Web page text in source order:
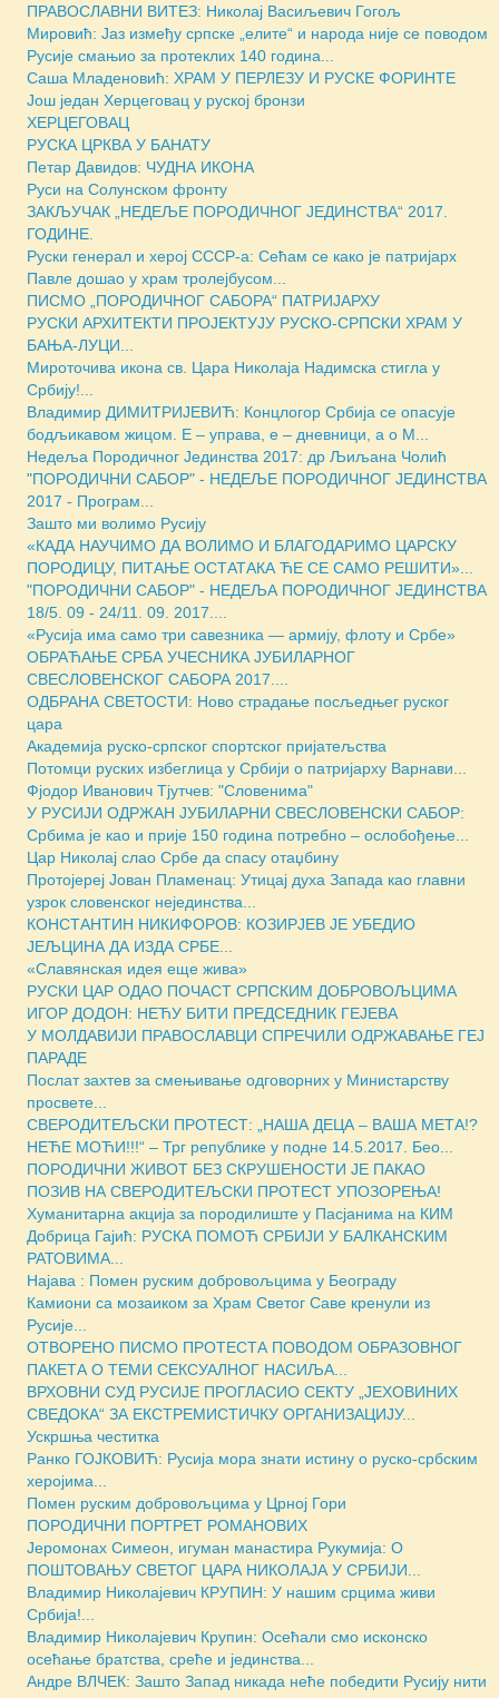
ПРАВОСЛАВНИ ВИТЕЗ: Николај Васиљевич Гогољ
Мировић: Јаз између српске „елите“ и народа није се поводом
Русије смањио за протеклих 140 година...
Саша Младеновић: ХРАМ У ПЕРЛЕЗУ И РУСКЕ ФОРИНТЕ
Још један Херцеговац у руској бронзи
ХЕРЦЕГОВАЦ
РУСКА ЦРКВА У БАНАТУ
Петар Давидов: ЧУДНА ИКОНА
Руси на Солунском фронту
ЗАКЉУЧАК „НЕДЕЉЕ ПОРОДИЧНОГ ЈЕДИНСТВА“ 2017.
ГОДИНЕ.
Руски генерал и херој СССР-а: Сећам се како је патријарх
Павле дошао у храм тролејбусом...
ПИСМО „ПОРОДИЧНОГ САБОРА“ ПАТРИЈАРХУ
РУСКИ АРХИТЕКТИ ПРОЈЕКТУЈУ РУСКО-СРПСКИ ХРАМ У
БАЊА-ЛУЦИ...
Мироточива икона св. Цара Николаја Надимска стигла у
Србију!...
Владимир ДИМИТРИЈЕВИЋ: Концлогор Србија се опасује
бодљикавом жицом. Е – управа, е – дневници, а о М...
Недеља Породичног Јединства 2017: др Љиљана Чолић
"ПОРОДИЧНИ САБОР" - НЕДЕЉE ПОРОДИЧНОГ ЈЕДИНСТВА
2017 - Програм...
Зашто ми волимо Русију
«КАДА НАУЧИМО ДА ВОЛИМО И БЛАГОДАРИМО ЦАРСКУ
ПОРОДИЦУ, ПИТАЊЕ ОСТАТАКА ЋЕ СЕ САМО РЕШИТИ»...
"ПОРОДИЧНИ САБОР" - НЕДЕЉА ПОРОДИЧНОГ ЈЕДИНСТВА
18/5. 09 - 24/11. 09. 2017....
«Русија има само три савезника — армију, флоту и Србе»
ОБРАЋАЊЕ СРБА УЧЕСНИКА ЈУБИЛАРНОГ
СВЕСЛОВЕНСКОГ САБОРА 2017....
ОДБРАНА СВЕТОСТИ: Ново страдање посљедњег руског
цара
Академија руско-српског спортског пријатељства
Потомци руских избеглица у Србији о патријарху Варнави...
Фјодор Иванович Тјутчев: "Словенима"
У РУСИЈИ ОДРЖАН ЈУБИЛАРНИ СВЕСЛОВЕНСКИ САБОР:
Србима је као и прије 150 година потребно – ослобођење...
Цар Николај слао Србе да спасу отаџбину
Протојереј Јован Пламенац: Утицај духа Запада као главни
узрок словенског нејединства...
КОНСТАНТИН НИКИФОРОВ: КОЗИРЈЕВ ЈЕ УБЕДИО
ЈЕЉЦИНА ДА ИЗДА СРБЕ...
«Славянская идея еще жива»
РУСКИ ЦАР ОДАО ПОЧАСТ СРПСКИМ ДОБРОВОЉЦИМА
ИГОР ДОДОН: НЕЋУ БИТИ ПРЕДСЕДНИК ГЕЈЕВА
У МОЛДАВИЈИ ПРАВОСЛАВЦИ СПРЕЧИЛИ ОДРЖАВАЊЕ ГЕЈ
ПАРАДЕ
Послат захтев за смењивање одговорних у Министарству
просвете...
СВЕРОДИТЕЉСКИ ПРОТЕСТ: „НАША ДЕЦА – ВАША МЕТА!?
НЕЋЕ МОЋИ!!!“ – Трг републике у подне 14.5.2017. Бео...
ПОРОДИЧНИ ЖИВОТ БЕЗ СКРУШЕНОСТИ ЈЕ ПАКАО
ПОЗИВ НА СВЕРОДИТЕЉСКИ ПРОТЕСТ УПОЗОРЕЊА!
Хуманитарна акција за породилиште у Пасјанима на КИМ
Добрица Гајић: РУСКА ПОМОЋ СРБИЈИ У БАЛКАНСКИМ
РАТОВИМА...
Најава : Помен руским добровољцима у Београду
Камиони са мозаиком за Храм Светог Саве кренули из
Русије...
ОТВОРЕНО ПИСМО ПРОТЕСТА ПОВОДОМ ОБРАЗОВНОГ
ПАКЕТА О ТЕМИ СЕКСУАЛНОГ НАСИЉА...
ВРХОВНИ СУД РУСИЈЕ ПРОГЛАСИО СЕКТУ „ЈЕХОВИНИХ
СВЕДОКА“ ЗА ЕКСТРЕМИСТИЧКУ ОРГАНИЗАЦИЈУ...
Ускршња честитка
Ранко ГОЈКОВИЋ: Русија мора знати истину о руско-србским
херојима...
Помен руским добровољцима у Црној Гори
ПОРОДИЧНИ ПОРТРЕТ РОМАНОВИХ
Јеромонах Симеон, игуман манастира Рукумија: О
ПОШТОВАЊУ СВЕТОГ ЦАРА НИКОЛАЈА У СРБИЈИ...
Владимир Николајевич КРУПИН: У нашим срцима живи
Србија!...
Владимир Николајевич Крупин: Осећали смо исконско
осећање братства, среће и јединства...
Андре ВЛЧЕК: Зашто Запад никада неће победити Русију нити